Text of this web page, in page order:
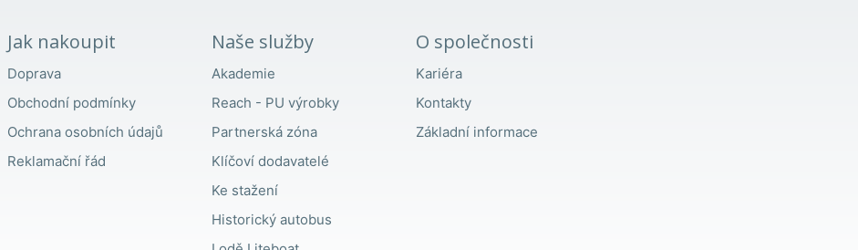
Jak nakoupit
Doprava
Obchodní podmínky
Ochrana osobních údajů
Reklamační řád
Naše služby
Akademie
Reach - PU výrobky
Partnerská zóna
Klíčoví dodavatelé
Ke stažení
Historický autobus
O společnosti
Kariéra
Kontakty
Základní informace